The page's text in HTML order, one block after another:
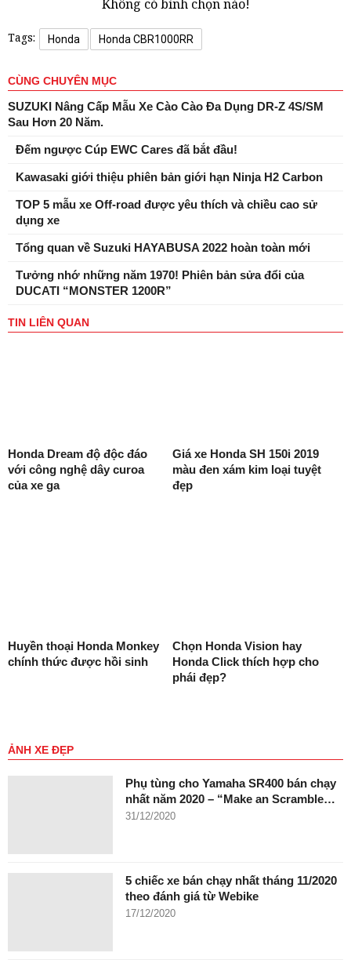
Không có bình chọn nào!
Tags: Honda Honda CBR1000RR
CÙNG CHUYÊN MỤC
SUZUKI Nâng Cấp Mẫu Xe Cào Cào Đa Dụng DR-Z 4S/SM
Sau Hơn 20 Năm.
Đếm ngược Cúp EWC Cares đã bắt đầu!
Kawasaki giới thiệu phiên bản giới hạn Ninja H2 Carbon
TOP 5 mẫu xe Off-road được yêu thích và chiều cao sử
dụng xe
Tổng quan về Suzuki HAYABUSA 2022 hoàn toàn mới
Tưởng nhớ những năm 1970! Phiên bản sửa đổi của
DUCATI “MONSTER 1200R”
TIN LIÊN QUAN
Honda Dream độ độc đáo
với công nghệ dây curoa
của xe ga
Giá xe Honda SH 150i 2019
màu đen xám kim loại tuyệt
đẹp
Huyền thoại Honda Monkey
chính thức được hồi sinh
Chọn Honda Vision hay
Honda Click thích hợp cho
phái đẹp?
ẢNH XE ĐẸP
Phụ tùng cho Yamaha SR400 bán chạy
nhất năm 2020 – “Make an Scramble…
31/12/2020
5 chiếc xe bán chạy nhất tháng 11/2020
theo đánh giá từ Webike
17/12/2020